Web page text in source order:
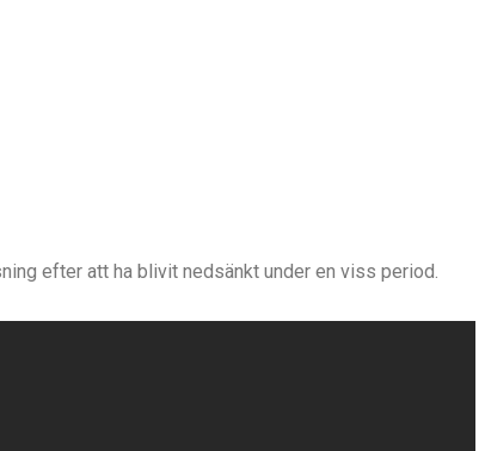
efter att ha blivit nedsänkt under en viss period.